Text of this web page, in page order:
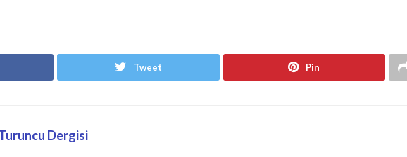
Tweet Pin
Dergisi